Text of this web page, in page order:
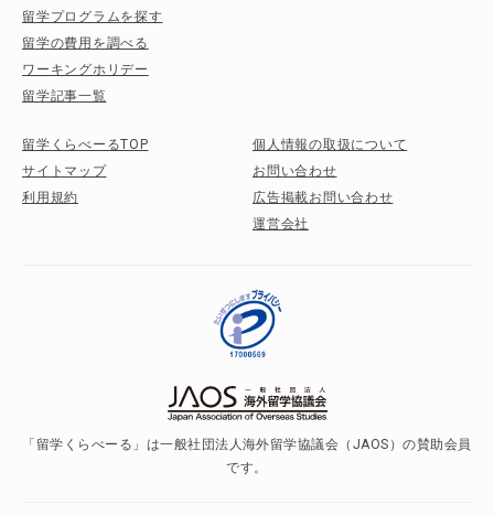
留学プログラムを探す
留学の費用を調べる
ワーキングホリデー
留学記事一覧
留学くらべーるTOP
サイトマップ
利用規約
個人情報の取扱について
お問い合わせ
広告掲載お問い合わせ
運営会社
「留学くらべーる」は一般社団法人海外留学協議会（JAOS）の賛助会員
です。